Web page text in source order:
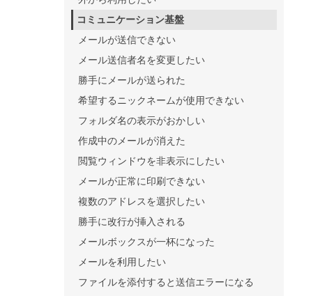
コミュニケーション基盤
メールが送信できない
メール送信者名を変更したい
勝手にメールが送られた
希望するニックネームが使用できない
フォルダ名の表示がおかしい
作成中のメールが消えた
閲覧ウィンドウを非表示にしたい
メールが正常に印刷できない
複数のアドレスを選択したい
勝手に改行が挿入される
メールボックスが一杯になった
メールを利用したい
ファイルを添付すると送信エラーになる